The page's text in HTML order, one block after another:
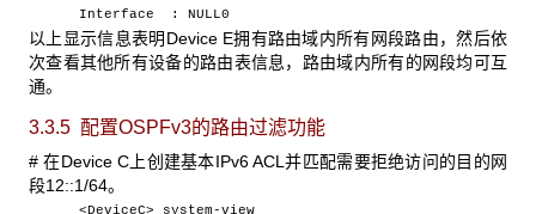
Interface : NULL0
以上显示信息表明Device E拥有路由域内所有网段路由，然后依
次查看其他所有设备的路由表信息，路由域内所有的网段均可互
通。
3.3.5 配置OSPFv3的路由过滤功能
# 在Device C上创建基本IPv6 ACL并匹配需要拒绝访问的目的网
段12::1/64。
<DeviceC> system-view